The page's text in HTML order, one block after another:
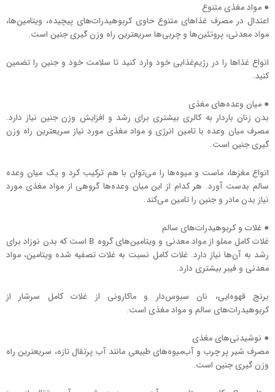
● مواد مغذی متنوع
اعتدال در مصرف غذاهای متنوع حاوی کربوهیدرات‌های پیچیده، ویتامین‌ها،
مواد معدنی، پروتئین‌ها و چربی‌ها سریعترین راه وزن گیری جنین است.
انواع غذاها را در رژیم‌غذایی خود وارد کنید تا سلامت خود و جنین را تضمین
کنید.
● میان وعده‌های مغذی
بدن زنان باردار به کالری بیشتری برای رشد و افزایش وزن جنین نیاز دارد.
مصرف میان وعده با تامین انرژی و مواد مغذی مورد نیاز سریعترین راه وزن
گیری جنین است.
انواع مغزها، ماست و میوه‌ها را می‌توان با هم ترکیب کرد و یک میان وعده
سالم بدست آورد. هر کدام از این میان وعده‌ها گروهی از مواد مغذی مورد
نیاز بدن مادر و جنین را تامین می‌کند.
● غلات و کربوهیدرات‌های سالم
غلات کامل مملو از مواد معدنی و ویتامین‌های گروه B است که بدن نوزاد برای
رشد به آن‌ها نیاز دارد. غلات کامل نسبت به غلات تصفیه شده ویتامین، مواد
معدنی و فیبر بیشتری دارد.
برنج قهوه‌ایی، نان سبوس‌دار و ماکارونی از غلات کامل سرشار از
کربوهیدرات‌های سالم و مواد مغذی است.
● نوشیدنی‌های مغذی
مصرف شیر پر چرب و آب‌میوه‌های طبیعی مانند آب پرتقال تازه، سریعترین راه
وزن گیری جنین است.